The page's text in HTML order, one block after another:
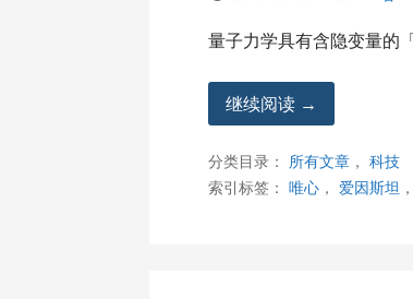
量子力学具有含隐变量的
继续阅读 →
分类目录： 所有文章 ，科技
索引标签：唯心 ，爱因斯坦